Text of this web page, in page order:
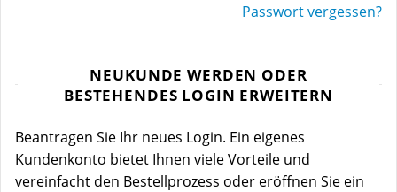
Passwort vergessen?
NEUKUNDE WERDEN ODER
BESTEHENDES LOGIN ERWEITERN
Beantragen Sie Ihr neues Login. Ein eigenes
Kundenkonto bietet Ihnen viele Vorteile und
vereinfacht den Bestellprozess oder eröffnen Sie ein